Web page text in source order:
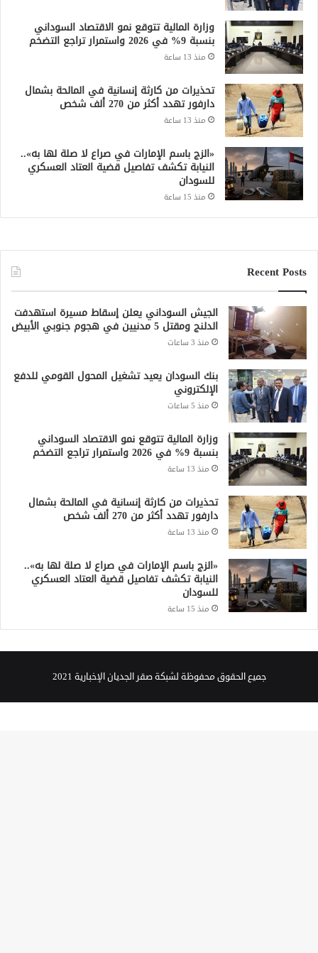
وزارة المالية تتوقع نمو الاقتصاد السوداني
بنسبة 9% في 2026 واستمرار تراجع التضخم
منذ 13 ساعة
تحذيرات من كارثة إنسانية في المالحة بشمال
دارفور تهدد أكثر من 270 ألف شخص
منذ 13 ساعة
«الزج باسم الإمارات في صراع لا صلة لها به»..
النيابة تكشف تفاصيل قضية العتاد العسكري
للسودان
منذ 15 ساعة
Recent Posts
الجيش السوداني يعلن إسقاط مسيرة استهدفت
الدلنج ومقتل 5 مدنيين في هجوم جنوبي الأبيض
منذ 3 ساعات
بنك السودان يعيد تشغيل المحول القومي للدفع
الإلكتروني
منذ 5 ساعات
وزارة المالية تتوقع نمو الاقتصاد السوداني
بنسبة 9% في 2026 واستمرار تراجع التضخم
منذ 13 ساعة
تحذيرات من كارثة إنسانية في المالحة بشمال
دارفور تهدد أكثر من 270 ألف شخص
منذ 13 ساعة
«الزج باسم الإمارات في صراع لا صلة لها به»..
النيابة تكشف تفاصيل قضية العتاد العسكري
للسودان
منذ 15 ساعة
جميع الحقوق محفوظة لشبكة صقر الجديان الإخبارية 2021